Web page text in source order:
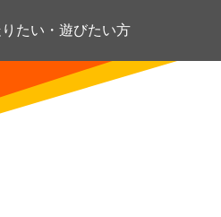
たい・遊びたい方